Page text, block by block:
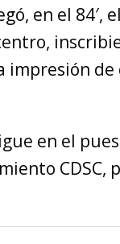
en el 84′,
impresión
en el